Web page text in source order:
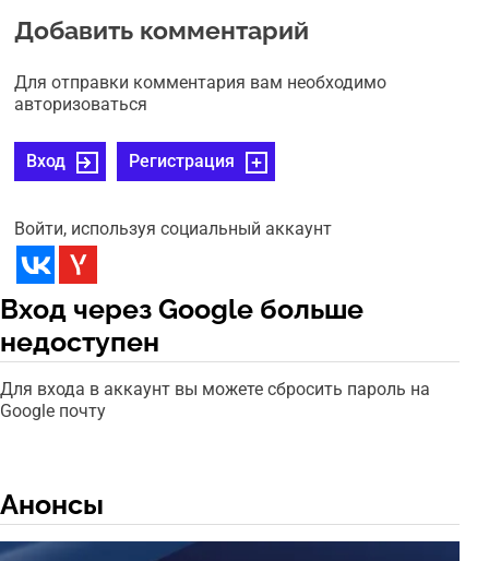
Добавить комментарий
Для отправки комментария вам необходимо
авторизоваться
Вход Регистрация
Войти, используя социальный аккаунт
Вход через Google больше
недоступен
Для входа в аккаунт вы можете сбросить пароль на
Google почту
Анонсы